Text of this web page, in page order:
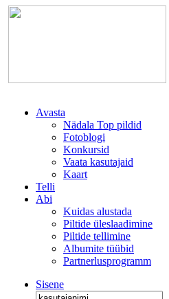
Avasta
Nädala Top pildid
Fotoblogi
Konkursid
Vaata kasutajaid
Kaart
Telli
Abi
Kuidas alustada
Piltide üleslaadimine
Piltide tellimine
Albumite tüübid
Partnerlusprogramm
Sisene